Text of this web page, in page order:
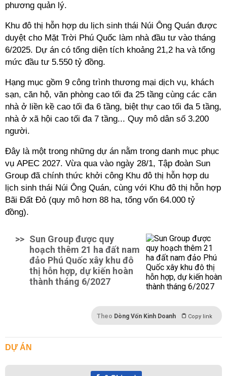
phương quản lý.
Khu đô thị hỗn hợp du lịch sinh thái Núi Ông Quán được
duyệt cho Mặt Trời Phú Quốc làm nhà đầu tư vào tháng
6/2025. Dự án có tổng diện tích khoảng 21,2 ha và tổng
mức đầu tư 5.550 tỷ đồng.
Hạng mục gồm 9 công trình thương mại dịch vụ, khách
sạn, căn hộ, văn phòng cao tối đa 25 tầng cùng các căn
nhà ở liền kề cao tối đa 6 tầng, biệt thự cao tối đa 5 tầng,
nhà ở xã hội cao tối đa 7 tầng... Quy mô dân số 3.200
người.
Đây là một trong những dự án nằm trong danh mục phục
vụ APEC 2027. Vừa qua vào ngày 28/1, Tập đoàn Sun
Group đã chính thức khởi công Khu đô thị hỗn hợp du
lịch sinh thái Núi Ông Quán, cùng với Khu đô thị hỗn hợp
Bãi Đất Đỏ (quy mô hơn 88 ha, tổng vốn 64.000 tỷ
đồng).
>> Sun Group được quy
hoạch thêm 21 ha đất nam
đảo Phú Quốc xây khu đô
thị hỗn hợp, dự kiến hoàn
thành tháng 6/2027
Theo Dòng Vốn Kinh Doanh Copy link
DỰ ÁN